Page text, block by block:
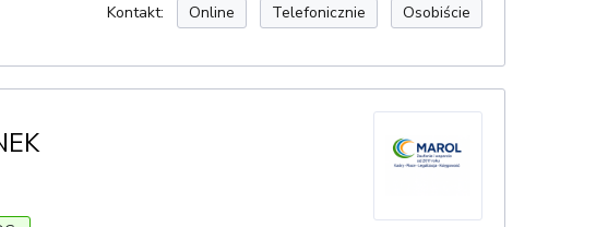
Kontakt: Online Telefonicznie Osobiście